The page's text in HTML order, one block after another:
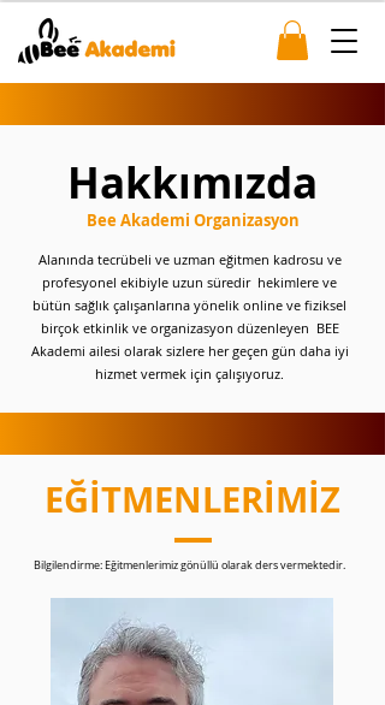
Hakkımızda
Bee Akademi Organizasyon
Alanında tecrübeli ve uzman eğitmen kadrosu ve
profesyonel ekibiyle uzun süredir hekimlere ve
bütün sağlık çalışanlarına yönelik online ve fiziksel
birçok etkinlik ve organizasyon düzenleyen BEE
Akademi ailesi olarak sizlere her geçen gün daha iyi
hizmet vermek için çalışıyoruz.
EĞİTMENLERİMİZ
Bilgilendirme: Eğitmenlerimiz gönüllü olarak ders vermektedir.